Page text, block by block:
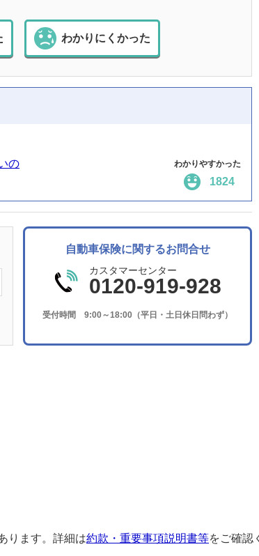
わかりにくかった
の わかりやすかった
1824
自動車保険に関するお問合せ
カスタマーセンター
0120-919-928
受付時間 9:00～18:00（平日・土日休日問わず）
ります。詳細は約款・重要事項説明書等をご確認